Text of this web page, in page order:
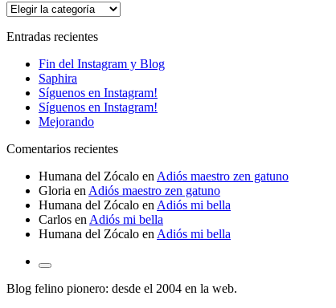
Categorías
Entradas recientes
Fin del Instagram y Blog
Saphira
Síguenos en Instagram!
Síguenos en Instagram!
Mejorando
Comentarios recientes
Humana del Zócalo en Adiós maestro zen gatuno
Gloria en Adiós maestro zen gatuno
Humana del Zócalo en Adiós mi bella
Carlos en Adiós mi bella
Humana del Zócalo en Adiós mi bella
Alternar
el
campo
Blog felino pionero: desde el 2004 en la web.